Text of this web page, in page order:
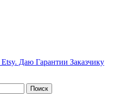
Даю Гарантии Заказчику